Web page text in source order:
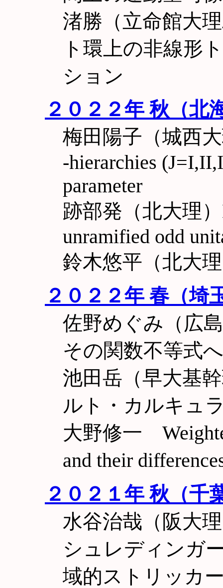
渚勝（立命館大
ト環上の非線形
ション
２０２２年 秋（北
梅田陽子（城西
-hierarchies
parameter
跡部発（北大理
unramified odd
鈴木悠平（北大
２０２２年 春（埼
佐野めぐみ（広
その関数不等式
池田岳（早大基
ルト・カルキュ
大野修一
and their
２０２１年 秋（千
水谷治哉（阪大
シュレディンガ
域的ストリッカ